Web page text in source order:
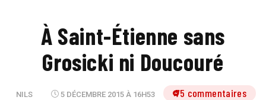
À Saint-Étienne sans
Grosicki ni Doucouré
NILS 5 DÉCEMBRE 2015 À 16H53 75 commentaires